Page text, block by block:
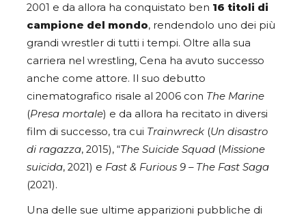
2001 e da allora ha conquistato ben 16 titoli di
campione del mondo, rendendolo uno dei più
grandi wrestler di tutti i tempi. Oltre alla sua
carriera nel wrestling, Cena ha avuto successo
anche come attore. Il suo debutto
cinematografico risale al 2006 con The Marine
(Presa mortale) e da allora ha recitato in diversi
film di successo, tra cui Trainwreck (Un disastro
di ragazza, 2015), “The Suicide Squad (Missione
suicida, 2021) e Fast & Furious 9 – The Fast Saga
(2021).
Una delle sue ultime apparizioni pubbliche di